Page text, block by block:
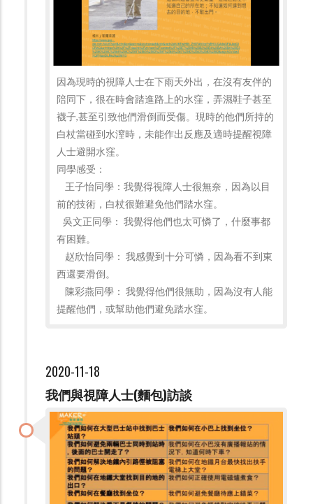
因為現時的視障人士在下雨天外出，在沒有友伴的
陪同下，很在時會踏進路上的水窪，弄濕鞋子甚至
襪子,甚至引致他們滑倒而受傷。現時的他們所持的
白杖當碰到水潌時，未能作出反應及適時提醒視障
人士避開水窪。
同學感受：
王子怡同學：我覺得視障人士很無奈，因為以目
前的技術，白杖很難避免他們踏水窪。
吳文正同學：我覺得他們也太可憐了，什麼事都
有困難。
赵欣怡同學： 我感覺到十分可憐，因為看不到東
西還要滑倒。
陳彩燕同學： 我覺得他們很無助，因為沒有人能
提醒他們，或幫助他們避免踏水窪。
2020-11-18
我們與視障人士(麵包)訪談